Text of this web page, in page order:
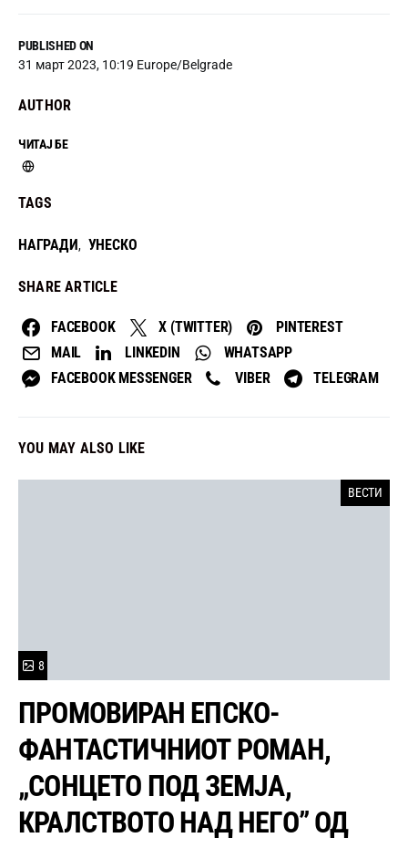
PUBLISHED ON
31 март 2023, 10:19 Europe/Belgrade
AUTHOR
ЧИТАЈ БЕ
TAGS
НАГРАДИ, УНЕСКО
SHARE ARTICLE
FACEBOOK X (TWITTER)
PINTEREST
MAIL
LINKEDIN
WHATSAPP
FACEBOOK MESSENGER
VIBER TELEGRAM
YOU MAY ALSO LIKE
ВЕСТИ
8
ПРОМОВИРАН ЕПСКО-
ФАНТАСТИЧНИОТ РОМАН,
„СОНЦЕТО ПОД ЗЕМЈА,
КРАЛСТВОТО НАД НЕГО” ОД